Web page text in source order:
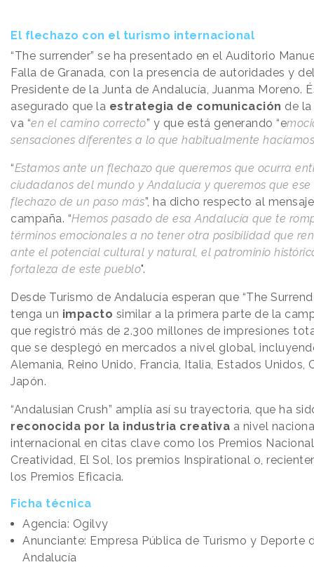
El flechazo con el turismo internacional
“The surrender” se ha presentado en el Auditorio
Falla de Granada, con la presencia de autoridades y
Presidente de la Junta de Andalucía, Juanma Moreno.
asegurado que la estrategia de comunicación de
va “en el camino correcto” y que está generando “e
sensaciones diferentes a lo que habitualmente hacíamos
“Estamos ante un flechazo que queremos que ocurra
ciudadanos del mundo y Andalucía y queremos que ese
flechazo de un paso más”, ha dicho respecto al
campaña. “Hemos pasado de esa Andalucía que te
términos emocionales a no tener otra posibilidad que
ante el potencial cultural y natural, el patrominio
fortaleza de este pueblo".
Desde Turismo de Andalucía esperan que “The
tenga un impacto similar a la primera parte de la
que registró más de 2.300 millones de impresiones
que se desplegó en mercados a nivel global,
Alemania, Reino Unido, Francia, Italia, Estados Unidos,
Japón.
“Andalusian Crush” amplía así su trayectoria, que ha
reconocida por la industria creativa a nivel
internacional en citas clave como los Premios
Creatividad, El Sol, los premios Inspirational o,
los Premios Eficacia.
Ficha técnica
Agencia: Ogilvy
Anunciante: Empresa Pública de Turismo y Deporte
Andalucía